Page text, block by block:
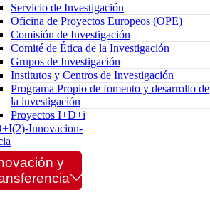
Servicio de Investigación
Oficina de Proyectos Europeos (OPE)
Comisión de Investigación
Comité de Ética de la Investigación
Grupos de Investigación
Institutos y Centros de Investigación
Programa Propio de fomento y desarrollo de
la investigación
Proyectos I+D+i
Innovacion-
y